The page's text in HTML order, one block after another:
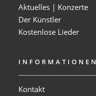
Aktuelles | Konzerte
Der Künstler
Kostenlose Lieder
INFORMATIONEN
Kontakt